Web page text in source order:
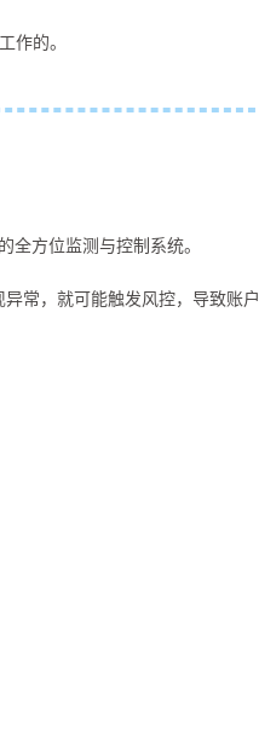
作的。
方位监测与控制系统。
常，就可能触发风控，导致账户